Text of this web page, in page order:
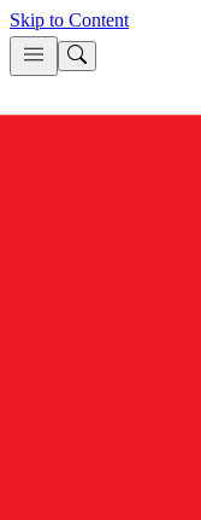
Skip to Content